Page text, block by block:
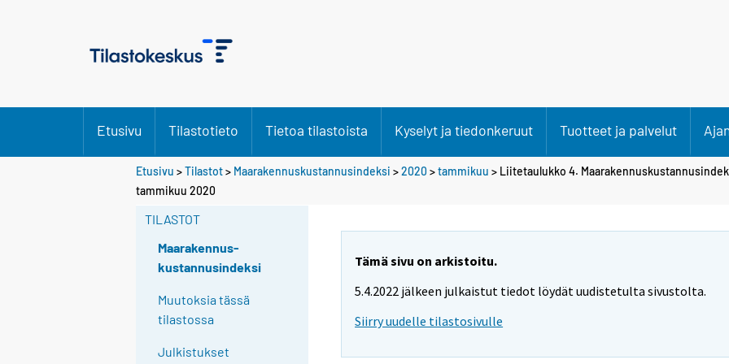
Etusivu Tilastotieto Tietoa tilastoista Kyselyt ja tiedonkeruut Tuotteet ja palvelut
Etusivu >Tilastot> Maarakennuskustannusindeksi >2020 >tammikuu > Liitetaulukko 4.
tammikuu 2020
TILASTOT
Maarakennus-
kustannusindeksi
Muutoksia tässä
tilastossa
Julkistukset
Tämä sivu on arkistoitu.
5.4.2022 jälkeen julkaistut tiedot löydät uudistetulta sivustolta.
Siirry uudelle tilastosivulle